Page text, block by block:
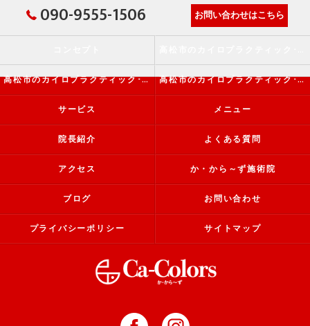
090-9555-1506 お問い合わせはこちら
高松市のカイロプラクティック･か・から～ず施術院の評判 高松市のカイロプラクティック･か・から～ず施術院のお客様の声
サービス メニュー
院長紹介 よくある質問
アクセス か・から～ず施術院
ブログ お問い合わせ
プライバシーポリシー サイトマップ